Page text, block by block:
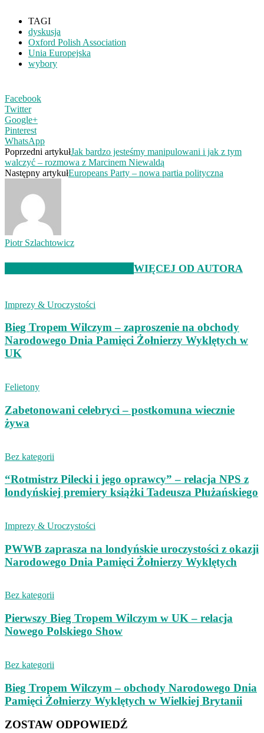
TAGI
dyskusja
Oxford Polish Association
Unia Europejska
wybory
Facebook
Twitter
Google+
Pinterest
WhatsApp
Poprzedni artykułJak bardzo jesteśmy manipulowani i jak z tym
walczyć – rozmowa z Marcinem Niewaldą
Następny artykułEuropeans Party – nowa partia polityczna
Piotr Szlachtowicz
WIĘCEJ OD AUTORA
Imprezy & Uroczystości
Bieg Tropem Wilczym – zaproszenie na obchody
Narodowego Dnia Pamięci Żołnierzy Wyklętych w
UK
Felietony
Zabetonowani celebryci – postkomuna wiecznie
żywa
Bez kategorii
“Rotmistrz Pilecki i jego oprawcy” – relacja NPS z
londyńskiej premiery książki Tadeusza Płużańskiego
Imprezy & Uroczystości
PWWB zaprasza na londyńskie uroczystości z okazji
Narodowego Dnia Pamięci Żołnierzy Wyklętych
Bez kategorii
Pierwszy Bieg Tropem Wilczym w UK – relacja
Nowego Polskiego Show
Bez kategorii
Bieg Tropem Wilczym – obchody Narodowego Dnia
Pamięci Żołnierzy Wyklętych w Wielkiej Brytanii
ZOSTAW ODPOWIEDŹ